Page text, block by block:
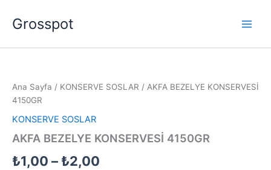
atlaGrosspot
Ana Sayfa / KONSERVE SOSLAR / AKFA BEZELYE KONSERVESİ
4150GR
KONSERVE SOSLAR
AKFA BEZELYE KONSERVESİ 4150GR
₺1,00 – ₺2,00
aralığı:
₺2,00
4150GR
adet